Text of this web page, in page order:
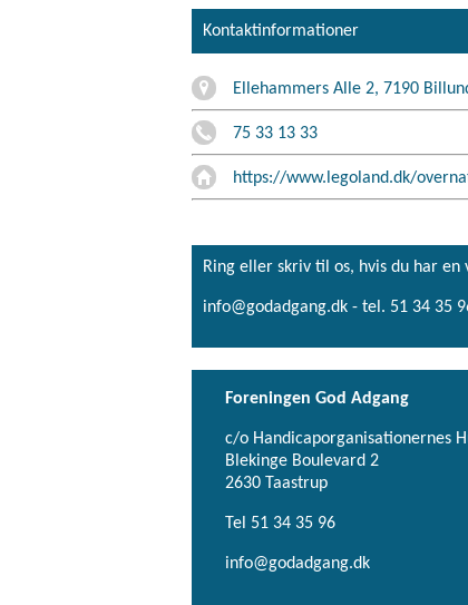
Kontaktinformationer
Ellehammers Alle 2, 7190
75 33 13 33
https://www.legoland.dk/
Ring eller skriv til os, hvis du har
info@godadgang.dk - tel. 51 34 35
Foreningen God Adgang
c/o Handicaporganisationernes
Blekinge Boulevard 2
2630 Taastrup
Tel 51 34 35 96
info@godadgang.dk